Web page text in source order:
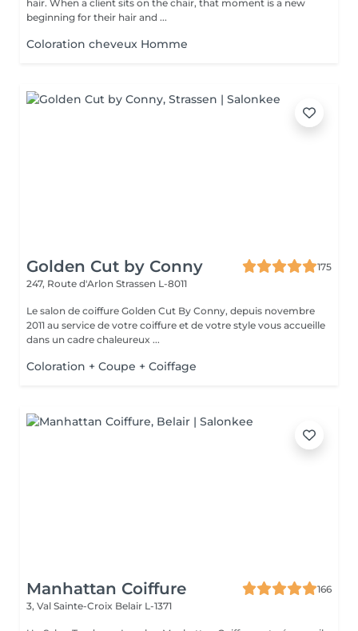
hair. When a client sits on the chair, that moment is a new
beginning for their hair and ...
Coloration cheveux Homme
Golden Cut by Conny
175
247, Route d'Arlon Strassen L-8011
Le salon de coiffure Golden Cut By Conny, depuis novembre
2011 au service de votre coiffure et de votre style vous accueille
dans un cadre chaleureux ...
Coloration + Coupe + Coiffage
Manhattan Coiffure
166
3, Val Sainte-Croix Belair L-1371